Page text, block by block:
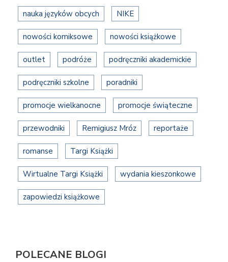
nauka języków obcych NIKE
nowości komiksowe nowości książkowe
outlet podróże podręczniki akademickie
podręczniki szkolne poradniki
promocje wielkanocne promocje świąteczne
przewodniki Remigiusz Mróz reportaże
romanse Targi Książki
Wirtualne Targi Książki wydania kieszonkowe
zapowiedzi książkowe
POLECANE BLOGI